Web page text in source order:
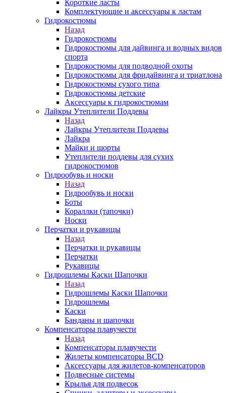
Короткие ласты
Комплектующие и аксессуары к ластам
Гидрокостюмы
Назад
Гидрокостюмы
Гидрокостюмы для дайвинга и водных видов
спорта
Гидрокостюмы для подводной охоты
Гидрокостюмы для фридайвинга и триатлона
Гидрокостюмы сухого типа
Гидрокостюмы детские
Аксессуары к гидрокостюмам
Лайкры Утеплители Поддевы
Назад
Лайкры Утеплители Поддевы
Лайкра
Майки и шорты
Утеплители поддевы для сухих
гидрокостюмов
Гидрообувь и носки
Назад
Гидрообувь и носки
Боты
Кораллки (тапочки)
Носки
Перчатки и рукавицы
Назад
Перчатки и рукавицы
Перчатки
Рукавицы
Гидрошлемы Каски Шапочки
Назад
Гидрошлемы Каски Шапочки
Гидрошлемы
Каски
Банданы и шапочки
Компенсаторы плавучести
Назад
Компенсаторы плавучести
Жилеты компенсаторы BCD
Аксессуары для жилетов-компенсаторов
Подвесные системы
Крылья для подвесок